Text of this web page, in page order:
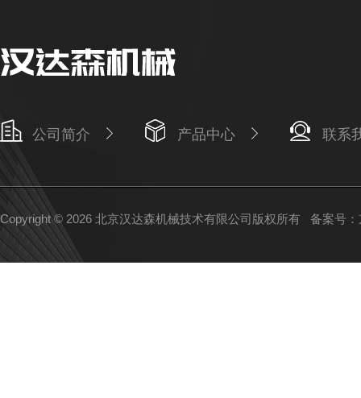
公司简介 产品中心 联系
Copyright © 2026 北京汉达森机械技术有限公司版权所有 备案号：